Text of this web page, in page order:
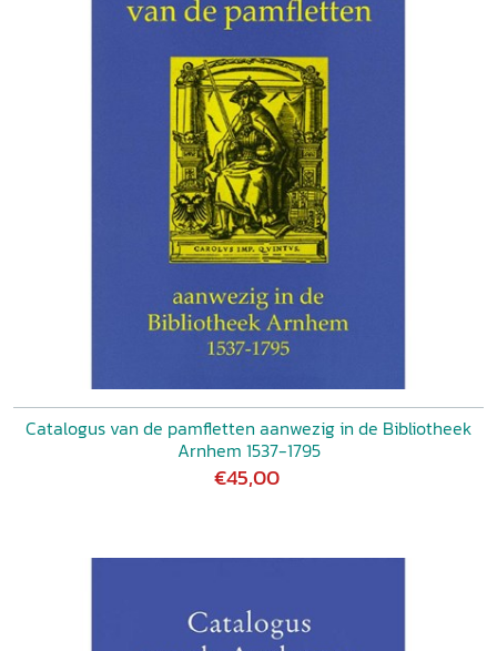
Catalogus van de pamfletten aanwezig in de Bibliotheek
Arnhem 1537-1795
€45,00